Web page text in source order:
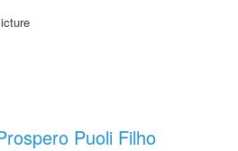
Puoli Filho